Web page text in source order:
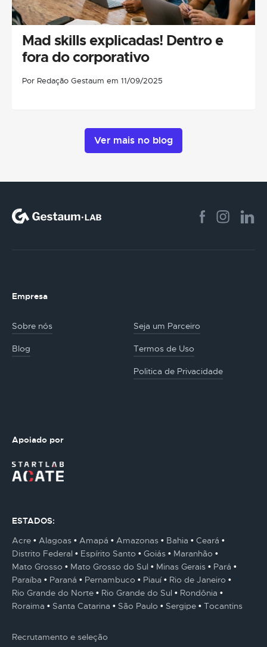
Mad skills explicadas! Dentro e
fora do corporativo
Por Redação Gestaum em 11/09/2025
Ver mais no blog
Empresa
Sobre nós Seja um Parceiro
Blog Termos de Uso
Politica de Privacidade
Apoiado por
ESTADOS:
Acre
Alagoas Amapá Amazonas Bahia
Ceará
Distrito Federal
Espírito Santo Goiás
Maranhão
Mato Grosso
Mato Grosso do Sul Minas Gerais
Pará
Paraíba
Paraná Pernambuco Piauí
Rio de Janeiro
Rio Grande do Norte
Rio Grande do Sul
Rondônia
Roraima
Santa Catarina São Paulo Sergipe Tocantins
Recrutamento e seleção